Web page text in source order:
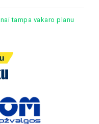
tampa vakaro planu